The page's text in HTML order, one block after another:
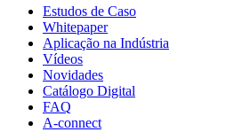
Estudos de Caso
Whitepaper
Aplicação na Indústria
Vídeos
Novidades
Catálogo Digital
FAQ
A-connect